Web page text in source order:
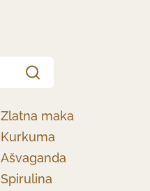
Zlatna maka
Kurkuma
Ašvaganda
Spirulina